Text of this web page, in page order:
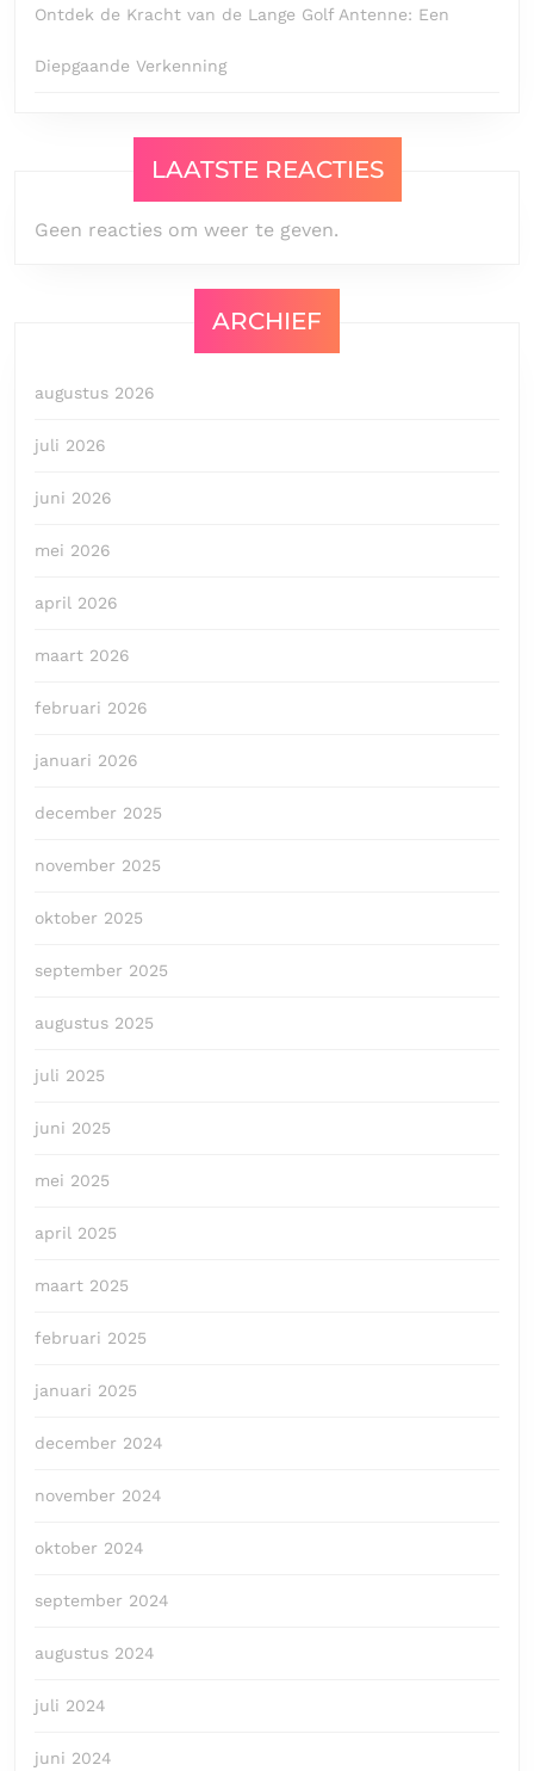
Ontdek de Kracht van de Lange Golf Antenne: Een
Diepgaande Verkenning
LAATSTE REACTIES
Geen reacties om weer te geven.
ARCHIEF
augustus 2026
juli 2026
juni 2026
mei 2026
april 2026
maart 2026
februari 2026
januari 2026
december 2025
november 2025
oktober 2025
september 2025
augustus 2025
juli 2025
juni 2025
mei 2025
april 2025
maart 2025
februari 2025
januari 2025
december 2024
november 2024
oktober 2024
september 2024
augustus 2024
juli 2024
juni 2024